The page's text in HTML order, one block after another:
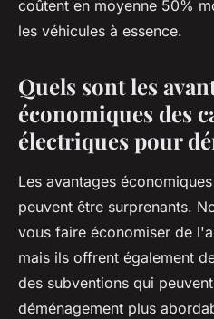
coûtent en moyenne 50%
les véhicules à essence.
Quels sont les
économiques des
électriques pour
Les avantages
peuvent être surprenants.
vous faire économiser de
mais ils offrent également
des subventions qui
déménagement plus